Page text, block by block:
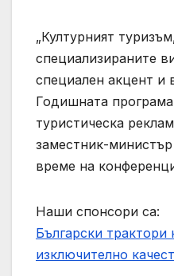
„Културният
специализираните
специален акцент и
Годишната
туристическа
заместник-
време на
Наши спонсори са:
Български
изключително